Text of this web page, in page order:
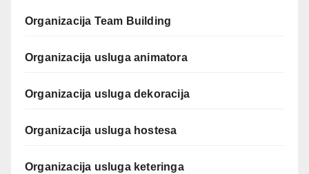
Organizacija Team Building
Organizacija usluga animatora
Organizacija usluga dekoracija
Organizacija usluga hostesa
Organizacija usluga keteringa